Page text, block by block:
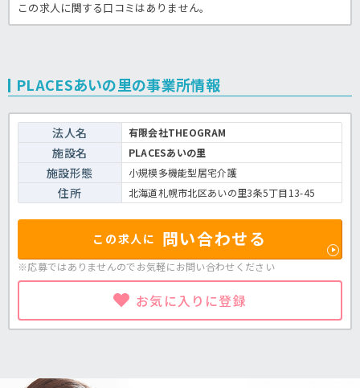
この求人に関する口コミはありません。
PLACESあいの里の事業所情報
法人名 有限会社THEOGRAM
施設名 PLACESあいの里
施設形態 小規模多機能型居宅介護
住所 北海道札幌市北区あいの里3条5丁目13-45
この求人に 問い合わせる
※応募ではありませんのでお気軽にお問い合わせください
お気に入りに登録